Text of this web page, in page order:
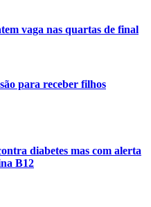
vaga nas quartas de final
para receber filhos
diabetes mas com alerta
B12